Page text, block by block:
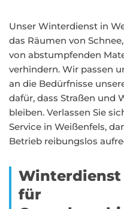
Unser Winterdienst in
das Räumen von
von abstumpfenden
verhindern. Wir passen
an die Bedürfnisse
dafür, dass Straßen und
bleiben. Verlassen Sie
Service in Weißenfels,
Betrieb reibungslos
Winterdienst
für